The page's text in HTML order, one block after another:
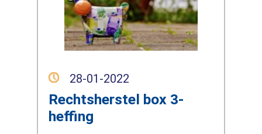
28-01-2022
Rechtsherstel box 3-
heffing